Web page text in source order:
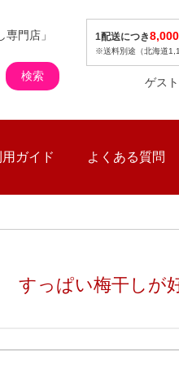
門店」
検索
1配送につき
※送料別途（北海道
ゲス
用ガイド よくある質問
すっぱい梅干しが